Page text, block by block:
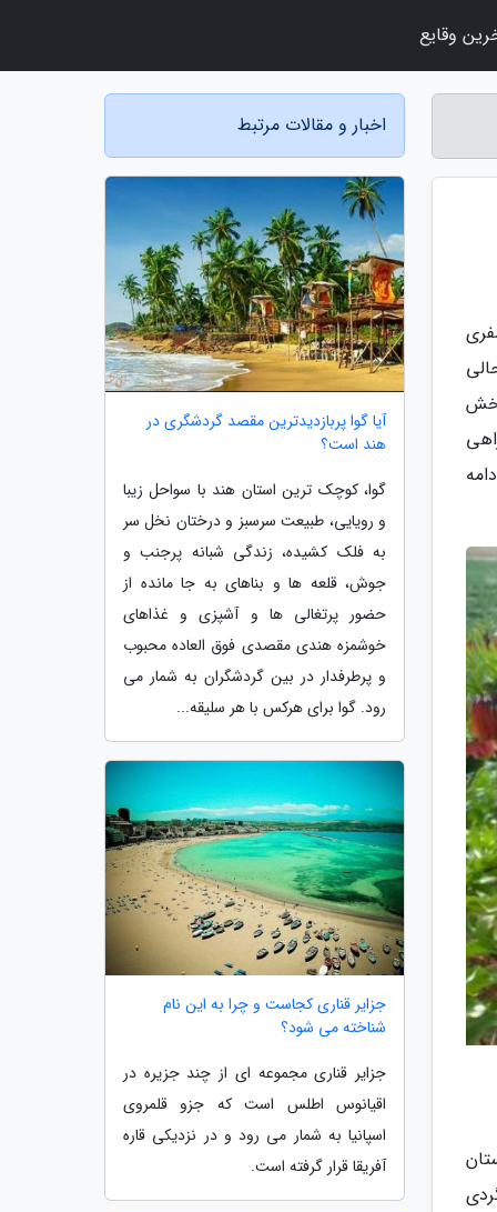
اخبار و مقالات مرتبط
آیا گوا پربازدیدترین مقصد گردشگری در
هند است؟
گوا، کوچک ترین استان هند با سواحل زیبا
و رویایی، طبیعت سرسبز و درختان نخل سر
به فلک کشیده، زندگی شبانه پرجنب و
جوش، قلعه ها و بناهای به جا مانده از
حضور پرتغالی ها و آشپزی و غذاهای
خوشمزه هندی مقصدی فوق العاده محبوب
و پرطرفدار در بین گردشگران به شمار می
رود. گوا برای هرکس با هر سلیقه...
جزایر قناری کجاست و چرا به این نام
شناخته می شود؟
جزایر قناری مجموعه ای از چند جزیره در
اقیانوس اطلس است که جزو قلمروی
اسپانیا به شمار می رود و در نزدیکی قاره
آفریقا قرار گرفته است.
وقایع